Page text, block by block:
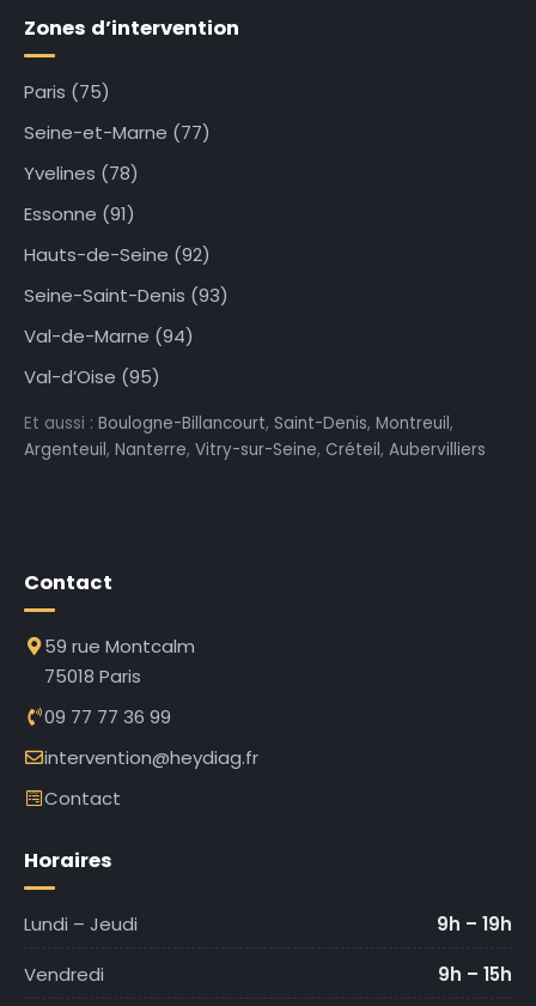
Zones d’intervention
Paris (75)
Seine-et-Marne (77)
Yvelines (78)
Essonne (91)
Hauts-de-Seine (92)
Seine-Saint-Denis (93)
Val-de-Marne (94)
Val-d’Oise (95)
Et aussi : Boulogne-Billancourt, Saint-Denis, Montreuil,
Argenteuil, Nanterre, Vitry-sur-Seine, Créteil, Aubervilliers
Contact
59 rue Montcalm
75018 Paris
09 77 77 36 99
intervention@heydiag.fr
Contact
Horaires
Lundi – Jeudi
9h – 19h
Vendredi
9h – 15h